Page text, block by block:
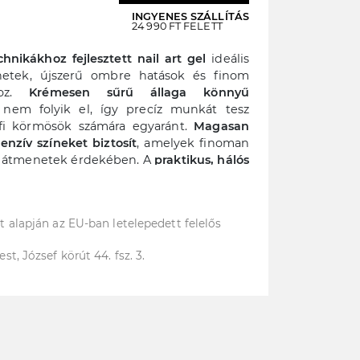
INGYENES SZÁLLÍTÁS
24 990 FT FELETT
fejlesztett nail art gel ideális
újszerű ombre hatások és finom
Krémesen sűrű állaga könnyű
nem folyik el, így precíz munkát tesz
számára egyaránt.Magasan
színeket biztosít, amelyek finoman
érdekében. A praktikus, hálós
tesz lehetővé,
az anyag pedig közvetlenül
árnyalások és színátmenetek
minták készítéséhez, valamint 3D
elérhető.
alapján az EU-ban letelepedett felelős
József körút 44. fsz. 3.